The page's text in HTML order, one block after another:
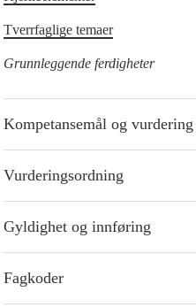
Tverrfaglige temaer
Grunnleggende ferdigheter
Kompetansemål og vurdering
Vurderingsordning
Gyldighet og innføring
Fagkoder